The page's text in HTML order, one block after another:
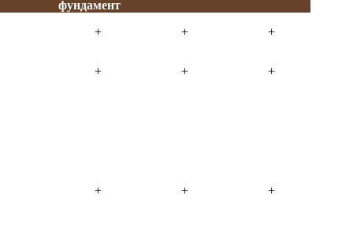
фундамент
+ + +
+ + +
+ + +